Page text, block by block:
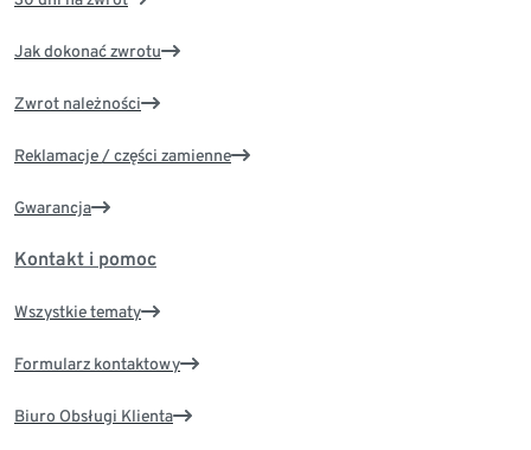
Jak dokonać zwrotu
Zwrot należności
Reklamacje / części zamienne
Gwarancja
Kontakt i pomoc
Wszystkie tematy
Formularz kontaktowy
Biuro Obsługi Klienta